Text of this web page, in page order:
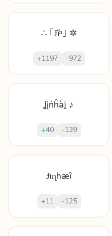
∴ ｢Ɉĭⁿ｣ ✲
+1197 -972
Ʝįṅĥàḭ ♪
+40 -139
Ɉıɳḧæî
+11 -125